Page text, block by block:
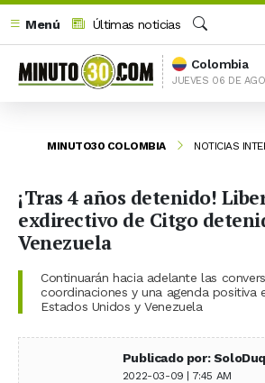
Menú
Últimas noticias
Buscar
Colombia
JUEVES 06 DE
MINUTO30 COLOMBIA NOTICIAS
¡Tras 4 años detenido!
exdirectivo de Citgo
Venezuela
Continuarán hacia adelante las
coordinaciones y una agenda positiva
Estados Unidos y Venezuela
Publicado por:
2022-03-09 | 7:45 AM